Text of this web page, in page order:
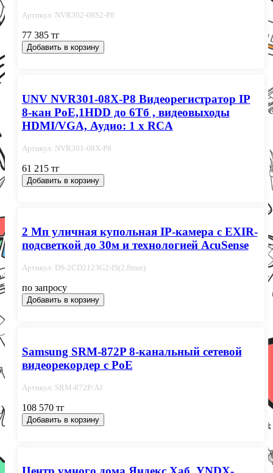
Артикул: NVR302-08S2-P8
77 385 тг
Добавить в корзину
UNV NVR301-08X-P8 Видеорегистратор IP
8-кан PoE,1HDD до 6Тб , видеовыходы
HDMI/VGA, Аудио: 1 x RCA
Артикул: NVR301-08X-P8
61 215 тг
Добавить в корзину
2 Мп уличная купольная IP-камера с EXIR-
подсветкой до 30м и технологией AcuSense
Артикул: DS-2CD2123G2-IS(2.8mm)
по запросу
Добавить в корзину
Samsung SRM-872P 8-канальный сетевой
видеорекордер с PoE
Артикул: SRM-872P/AJ
108 570 тг
Добавить в корзину